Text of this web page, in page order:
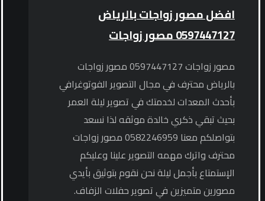
افضل مصور زواجات بالرياض
0597447127 مصور زواجات
مصور زواجات 0597447127 مصور زواجات
بالرياض محترف في مجال التصوير الفوتوغرافي
بأحدث المعدات لخدمتك في تصوير ليلة العمر
بحيث تبقي ذكري خالدة موثقه لذا نسعد
بتواصلكم معنا 0582246959 مصور زواجات
محترف واترك مهمه التصوير علينا وعليكم
الإستمتاع بأجمل ليلة نحن نقوم بتوثيق بأيدي
مصورين متميزين في تصوير حفلات الزفاف.